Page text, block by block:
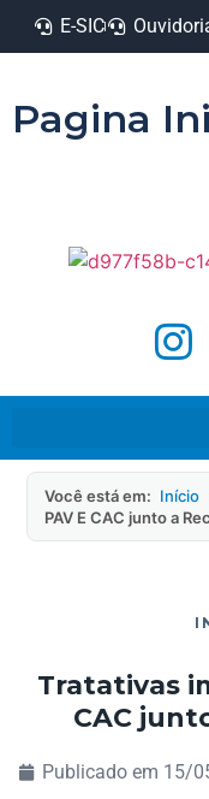
E-SIC
Pagina
Você está em: Início
PAV E CAC junto a
Tratativas
CAC
Publicado em 15/